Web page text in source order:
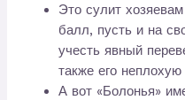
Это сулит
балл, пусть и на
учесть явный
также его
А вот «Болонья»